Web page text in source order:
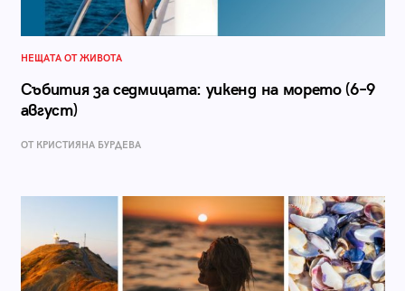
НЕЩАТА ОТ ЖИВОТА
Събития за седмицата: уикенд на морето (6–9
август)
ОТ КРИСТИЯНА БУРДЕВА